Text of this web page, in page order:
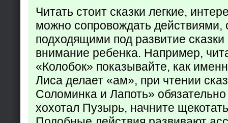
Читать стоит сказки легкие,
можно сопровождать действиями,
подходящими под развитие
внимание ребенка. Например,
«Колобок» показывайте, как
Лиса делает «ам», при чтении
Соломинка и Лапоть»
хохотал Пузырь, начните